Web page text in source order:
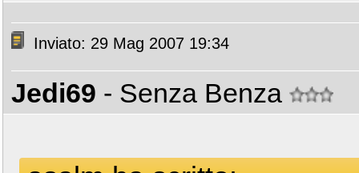
Inviato: 29 Mag 2007 19:34
Jedi69 - Senza Benza